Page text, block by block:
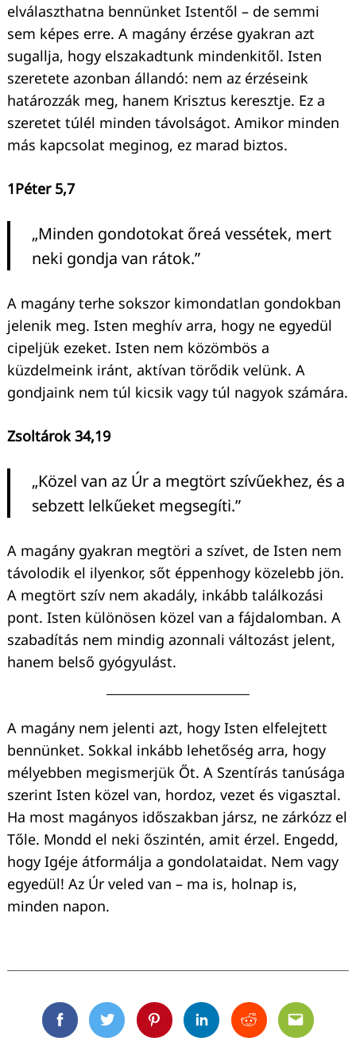
elválaszthatna bennünket Istentől – de semmi
sem képes erre. A magány érzése gyakran azt
sugallja, hogy elszakadtunk mindenkitől. Isten
szeretete azonban állandó: nem az érzéseink
határozzák meg, hanem Krisztus keresztje. Ez a
szeretet túlél minden távolságot. Amikor minden
más kapcsolat meginog, ez marad biztos.
1Péter 5,7
„Minden gondotokat őreá vessétek, mert
neki gondja van rátok.”
A magány terhe sokszor kimondatlan gondokban
jelenik meg. Isten meghív arra, hogy ne egyedül
cipeljük ezeket. Isten nem közömbös a
küzdelmeink iránt, aktívan törődik velünk. A
gondjaink nem túl kicsik vagy túl nagyok számára.
Zsoltárok 34,19
„Közel van az Úr a megtört szívűekhez, és a
sebzett lelkűeket megsegíti.”
A magány gyakran megtöri a szívet, de Isten nem
távolodik el ilyenkor, sőt éppenhogy közelebb jön.
A megtört szív nem akadály, inkább találkozási
pont. Isten különösen közel van a fájdalomban. A
szabadítás nem mindig azonnali változást jelent,
hanem belső gyógyulást.
A magány nem jelenti azt, hogy Isten elfelejtett
bennünket. Sokkal inkább lehetőség arra, hogy
mélyebben megismerjük Őt. A Szentírás tanúsága
szerint Isten közel van, hordoz, vezet és vigasztal.
Ha most magányos időszakban jársz, ne zárkózz el
Tőle. Mondd el neki őszintén, amit érzel. Engedd,
hogy Igéje átformálja a gondolataidat. Nem vagy
egyedül! Az Úr veled van – ma is, holnap is,
minden napon.
FacebookTwitterPinterestLinkedinRedditEmail